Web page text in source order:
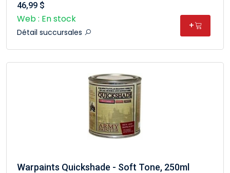
46,99 $
Web : En stock
Détail succursales
+
Warpaints Quickshade - Soft Tone, 250ml